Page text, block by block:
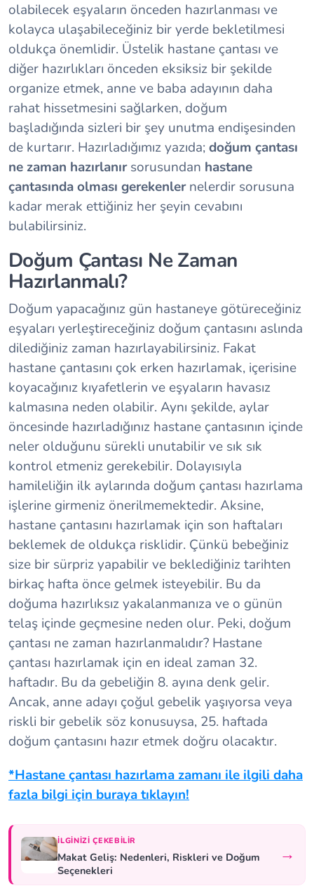
olabilecek eşyaların önceden hazırlanması ve
kolayca ulaşabileceğiniz bir yerde bekletilmesi
oldukça önemlidir. Üstelik hastane çantası ve
diğer hazırlıkları önceden eksiksiz bir şekilde
organize etmek, anne ve baba adayının daha
rahat hissetmesini sağlarken, doğum
başladığında sizleri bir şey unutma endişesinden
de kurtarır. Hazırladığımız yazıda;doğum çantası
ne zaman hazırlanırsorusundan hastane
çantasında olması gerekenlernelerdir sorusuna
kadar merak ettiğiniz her şeyin cevabını
bulabilirsiniz.
Doğum Çantası Ne Zaman
Hazırlanmalı?
Doğum yapacağınız gün hastaneye götüreceğiniz
eşyaları yerleştireceğiniz doğum çantasını aslında
dilediğiniz zaman hazırlayabilirsiniz. Fakat
hastane çantasını çok erken hazırlamak, içerisine
koyacağınız kıyafetlerin ve eşyaların havasız
kalmasına neden olabilir. Aynı şekilde, aylar
öncesinde hazırladığınız hastane çantasının içinde
neler olduğunu sürekli unutabilir ve sık sık
kontrol etmeniz gerekebilir. Dolayısıyla
hamileliğin ilk aylarında doğum çantası hazırlama
işlerine girmeniz önerilmemektedir. Aksine,
hastane çantasını hazırlamak için son haftaları
beklemek de oldukça risklidir. Çünkü bebeğiniz
size bir sürpriz yapabilir ve beklediğiniz tarihten
birkaç hafta önce gelmek isteyebilir. Bu da
doğuma hazırlıksız yakalanmanıza ve o günün
telaş içinde geçmesine neden olur. Peki, doğum
çantası ne zaman hazırlanmalıdır? Hastane
çantası hazırlamak için en ideal zaman 32.
haftadır. Bu da gebeliğin 8. ayına denk gelir.
Ancak, anne adayı çoğul gebelik yaşıyorsa veya
riskli bir gebelik söz konusuysa, 25. haftada
doğum çantasını hazır etmek doğru olacaktır.
*Hastane çantası hazırlama zamanı ile ilgili daha
fazla bilgi için buraya tıklayın!
İLGINIZI ÇEKEBILIR
Makat Geliş: Nedenleri, Riskleri ve Doğum
Seçenekleri
→